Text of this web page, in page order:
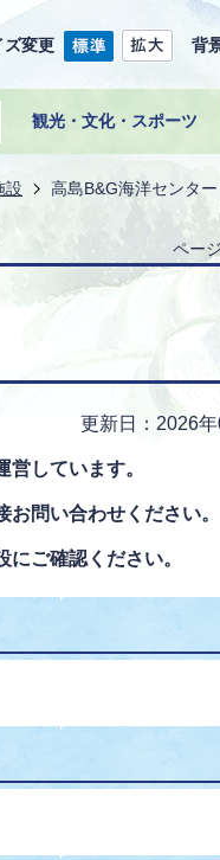
ズ変更 背
観光・文化・スポーツ
設 高島B&G海洋センター
ペー
更新日：2026年
しています。
問い合わせください。
ご確認ください。